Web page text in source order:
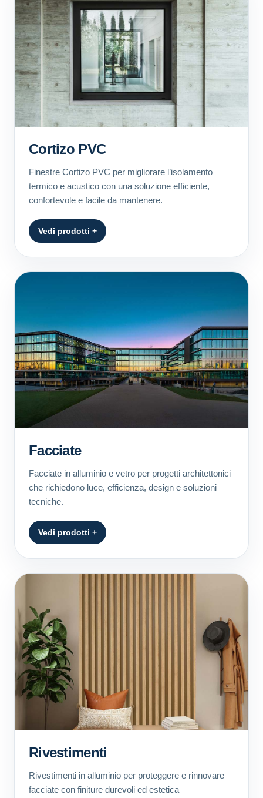
Cortizo PVC
Finestre Cortizo PVC per migliorare l’isolamento
termico e acustico con una soluzione efficiente,
confortevole e facile da mantenere.
Vedi prodotti +
Facciate
Facciate in alluminio e vetro per progetti architettonici
che richiedono luce, efficienza, design e soluzioni
tecniche.
Vedi prodotti +
Rivestimenti
Rivestimenti in alluminio per proteggere e rinnovare
facciate con finiture durevoli ed estetica